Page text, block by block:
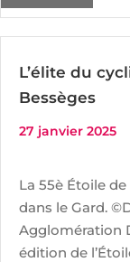
L’élite du
Bessèges
27 janvier 2025
La 55è Étoile
dans le Gard.
Agglomération
édition de